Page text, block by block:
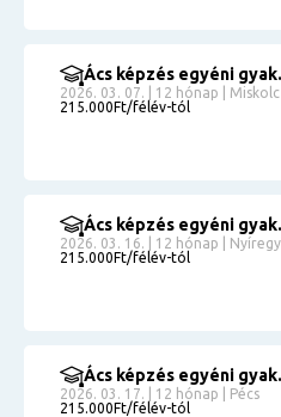
Ács képzés egyéni gyak.
2026. 03. 07. | 12 hónap | Miskolc
215.000Ft/félév-tól
Ács képzés egyéni gyak.
2026. 03. 16. | 12 hónap |
215.000Ft/félév-tól
Ács képzés egyéni gyak.
2026. 03. 17. | 12 hónap | Pécs
215.000Ft/félév-tól